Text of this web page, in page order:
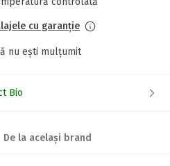
cu garanție
nu ești mulțumit
Bio
De la același brand